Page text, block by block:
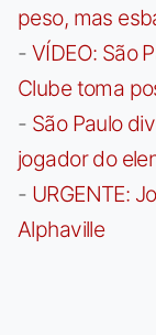
peso, mas
- VÍDEO: São
Clube toma
- São Paulo
jogador do
- URGENTE:
Alphaville